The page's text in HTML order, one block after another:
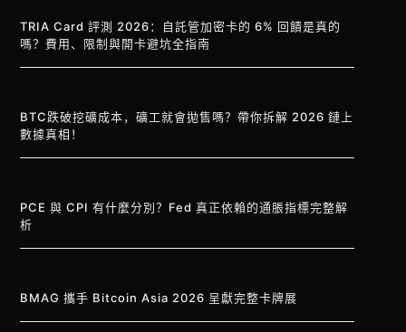
TRIA Card 評測 2026：自託管加密卡的 6% 回饋是真的
嗎？費用、限制與開卡避坑全指南
BTC跌破挖礦成本，礦工就會拋售嗎？帶你拆解 2026 鏈上
數據真相！
PCE 與 CPI 有什麼分別？Fed 真正依賴的通脹指標完整解
析
BMAG 攜手 Bitcoin Asia 2026 呈獻完整卡牌展